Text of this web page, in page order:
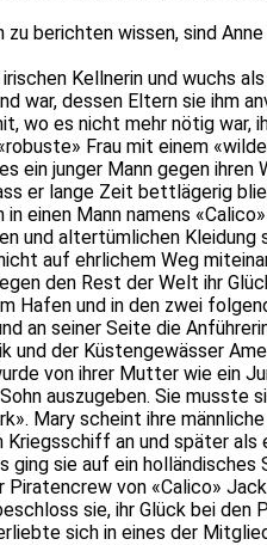
berichten wissen, sind
Kellnerin und wuchs
war, dessen Eltern sie ihm
wo es nicht mehr nötig war,
Frau mit einem
ein junger Mann gegen ihren
er lange Zeit bettlägerig
einen Mann namens
und altertümlichen Kleidung
auf ehrlichem Weg
den Rest der Welt ihr
Hafen und in den zwei
an seiner Seite die
der Küstengewässer
von ihrer Mutter wie ein
auszugeben. Sie musste
Mary scheint ihre
Kriegsschiff an und später als
ging sie auf ein holländisches
von «Calico»
sie, ihr Glück bei den
sich in eines der